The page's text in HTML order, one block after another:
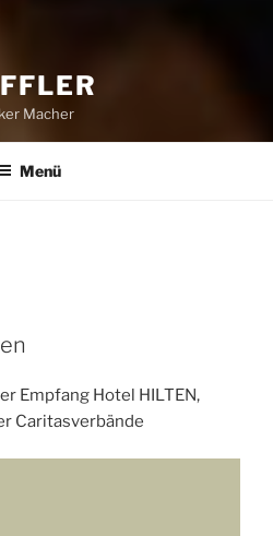
Macher
Menü
Empfang Hotel HILTEN,
Caritasverbände